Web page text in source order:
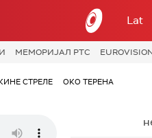
Lat
МЕМОРИЈАЛ РТС
СТРЕЛЕ ОКО ТЕРЕНА